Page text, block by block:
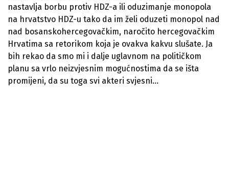
nastavlja borbu protiv HDZ-a ili oduzimanje monopola
na hrvatstvo HDZ-u tako da im želi oduzeti monopol nad
nad bosanskohercegovačkim, naročito hercegovačkim
Hrvatima sa retorikom koja je ovakva kakvu slušate. Ja
bih rekao da smo mi i dalje uglavnom na političkom
planu sa vrlo neizvjesnim mogućnostima da se išta
promijeni, da su toga svi akteri svjesni…